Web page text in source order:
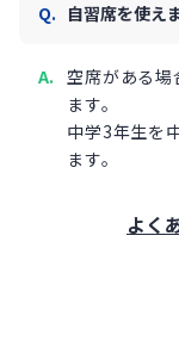
自習席を使え
空席がある場
ます。
中学3年生を
ます。
よく